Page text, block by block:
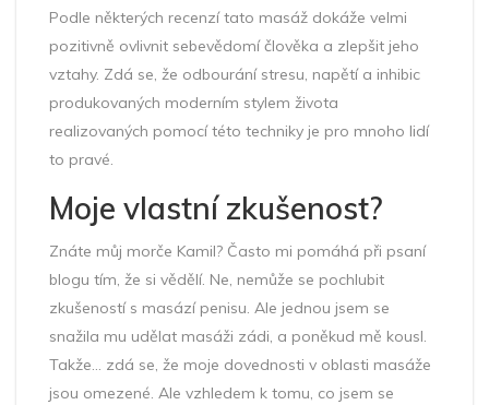
Podle některých recenzí tato masáž dokáže velmi
pozitivně ovlivnit sebevědomí člověka a zlepšit jeho
vztahy. Zdá se, že odbourání stresu, napětí a inhibic
produkovaných moderním stylem života
realizovaných pomocí této techniky je pro mnoho lidí
to pravé.
Moje vlastní zkušenost?
Znáte můj morče Kamil? Často mi pomáhá při psaní
blogu tím, že si vědělí. Ne, nemůže se pochlubit
zkušeností s masází penisu. Ale jednou jsem se
snažila mu udělat masáži zádi, a poněkud mě kousl.
Takže... zdá se, že moje dovednosti v oblasti masáže
jsou omezené. Ale vzhledem k tomu, co jsem se